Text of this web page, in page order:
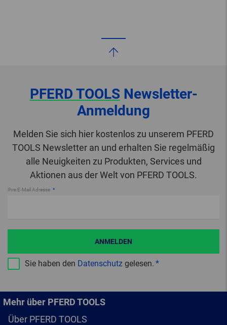
PFERD TOOLSNewsletter-
Anmeldung
Melden Sie sich hier kostenlos zu unserem PFERD
TOOLS Newsletter an und erhalten Sie regelmäßig
alle Neuigkeiten zu Produkten, Services und
Aktionen aus der Welt von PFERD TOOLS.
Ihre E-Mail Adresse
Sie haben den Datenschutz gelesen.
ANMELDEN
Mehr über PFERD TOOLS
Über PFERD TOOLS